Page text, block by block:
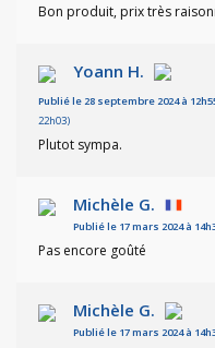
Bon produit, prix très
Yoann H.
Publié le 28 septembre 2024 à
22h03)
Plutot sympa.
Michèle G.
Publié le 17 mars 2024 à
Pas encore goûté
Michèle G.
Publié le 17 mars 2024 à